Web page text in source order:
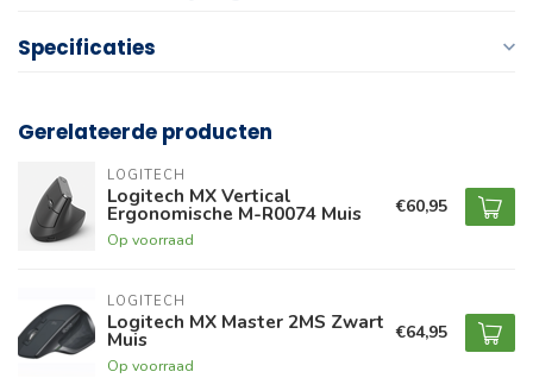
Specificaties
Gerelateerde producten
LOGITECH
Logitech MX Vertical
Ergonomische M-R0074 Muis
Op voorraad
€60,95
LOGITECH
Logitech MX Master 2MS Zwart
Muis
Op voorraad
€64,95